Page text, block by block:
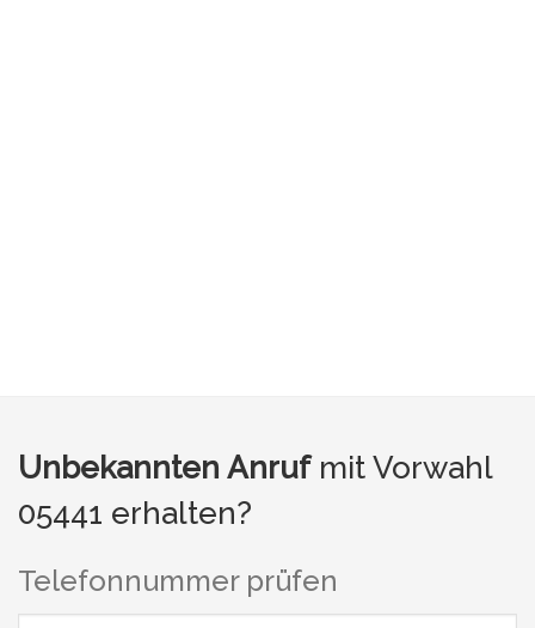
Unbekannten Anrufmit Vorwahl
05441 erhalten?
Telefonnummer prüfen